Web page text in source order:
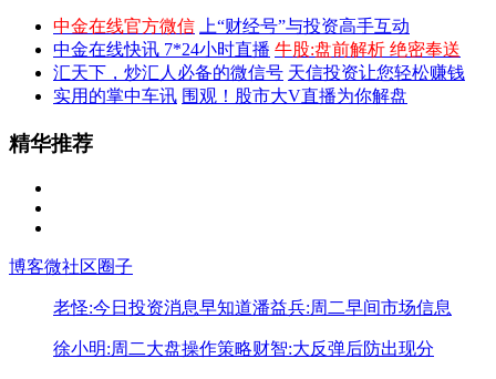
中金在线官方微信
上“财经号”与投资高手互动
中金在线快讯 7*24小时直播 牛股:盘前解析 绝密奉送
汇天下，炒汇人必备的微信号 天信投资让您轻松赚钱
实用的掌中车讯 围观！股市大V直播为你解盘
精华推荐
博客微社区圈子
老怪:今日投资消息早知道潘益兵:周二早间市场信息
徐小明:周二大盘操作策略财智:大反弹后防出现分